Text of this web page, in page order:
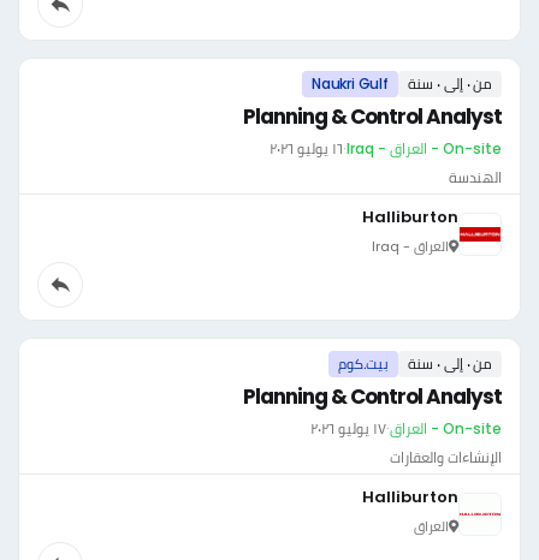
من ٠ إلى ٠ سنة Naukri Gulf
Planning & Control Analyst
On-site - العراق - Iraq ·١٦ يوليو ٢٠٢٦
الهندسة
Halliburton
العراق - Iraq
من ٠ إلى ٠ سنة بيت.كوم
Planning & Control Analyst
On-site - العراق ·١٧ يوليو ٢٠٢٦
الإنشاءات والعقارات
Halliburton
العراق